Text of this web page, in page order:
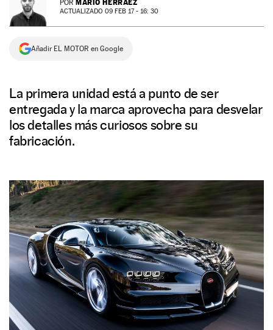
NEWSLETTER
SÍGUENOS
POR MARIO HERRÁEZ
ACTUALIZADO 09 FEB 17 - 16: 30
Añadir EL MOTOR en Google
La primera unidad está a punto de ser
entregada y la marca aprovecha para desvelar
los detalles más curiosos sobre su
fabricación.